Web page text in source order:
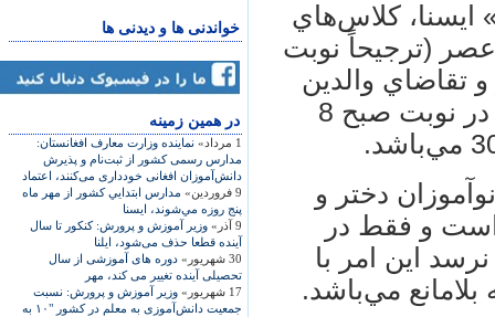
خواندنی ها و دیدنی ها
در همين زمينه
1 مرداد»
نماينده وزارت معارف افغانستان:
مدارس رسمی کشور از ثبت‌نام و پذيرش
دانش‌آموزان افغانی خودداری می‌کنند، اعتماد
9 فروردین»
مدارس ابتدايي كشور از مهر ماه
پنج روزه مي‌شوند، ايسنا
9 آذر»
وزير آموزش‌‌ و ‌پرورش: کنکور تا سال
آينده قطعا حذف می‌شود، ايلنا
30 شهریور»
دوره های آموزشی از سال
تحصیلی آینده تغییر می کند، مهر
17 شهریور»
وزير آموزش و پرورش: نسبت
جمعيت دانش‌آموزی به معلم در کشور "۱۰ به
كلاس‌هاي
(ترجيحاً نوبت
تقاضاي والدين
تشكيل شوند و ساعت شروع فعاليت‌ها در نوبت صبح 8
دختر و
و فقط در
اين امر با
مي‌باشد.